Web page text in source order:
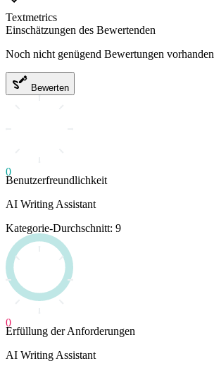
Textmetrics
Einschätzungen des Bewertenden
Noch nicht genügend Bewertungen vorhanden
Bewerten
0
Benutzerfreundlichkeit
AI Writing Assistant
Kategorie-Durchschnitt: 9
0
Erfüllung der Anforderungen
AI Writing Assistant